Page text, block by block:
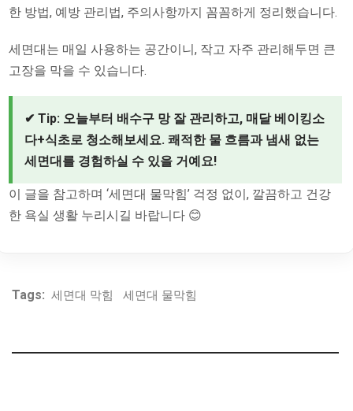
한 방법, 예방 관리법, 주의사항까지 꼼꼼하게 정리했습니다.
세면대는 매일 사용하는 공간이니, 작고 자주 관리해두면 큰
고장을 막을 수 있습니다.
✔ Tip: 오늘부터 배수구 망 잘 관리하고, 매달 베이킹소
다+식초로 청소해보세요. 쾌적한 물 흐름과 냄새 없는
세면대를 경험하실 수 있을 거예요!
이 글을 참고하며 ‘세면대 물막힘’ 걱정 없이, 깔끔하고 건강
한 욕실 생활 누리시길 바랍니다 😊
Tags: 세면대 막힘 세면대 물막힘